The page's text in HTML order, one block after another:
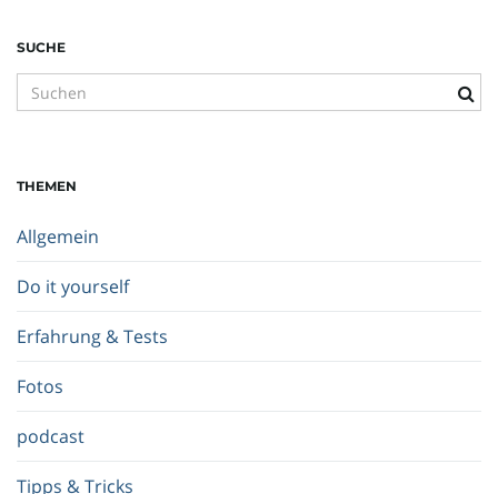
SUCHE
u
b
g
i
f
.
.
.
THEMEN
Allgemein
Do it yourself
Erfahrung & Tests
Fotos
podcast
Tipps & Tricks